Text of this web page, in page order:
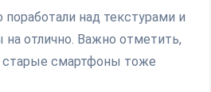
над текстурами и
отлично. Важно отметить,
старые смартфоны тоже